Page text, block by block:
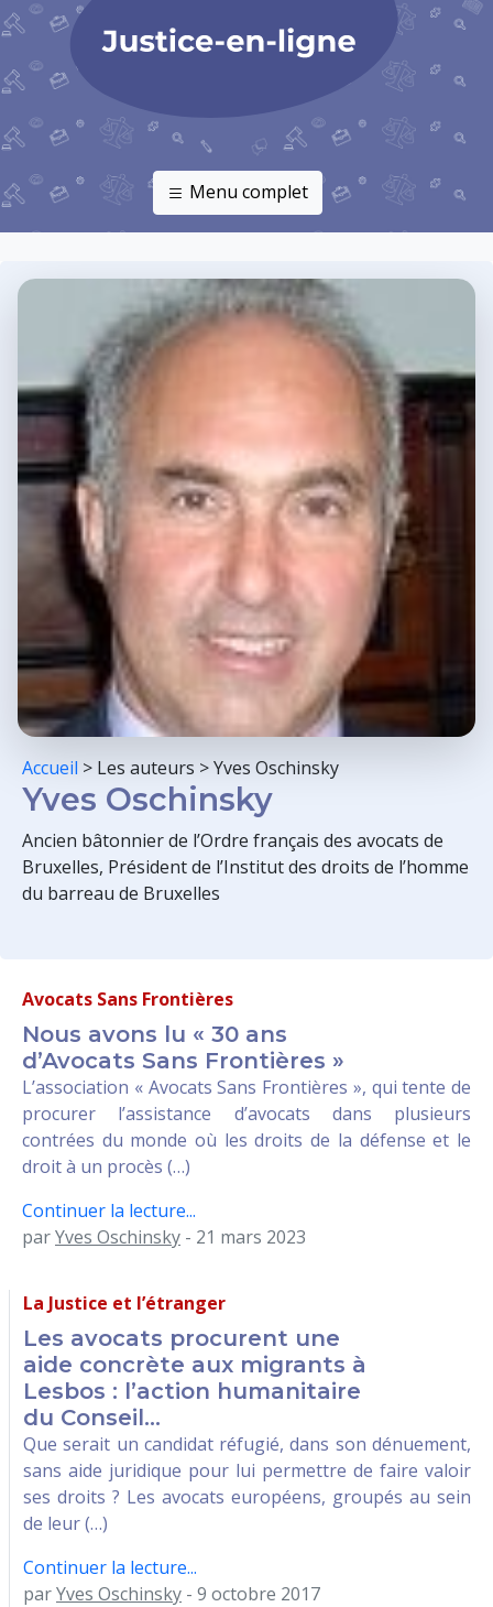
Menu complet
Accueil > Les auteurs >Yves Oschinsky
Yves Oschinsky
Ancien bâtonnier de l’Ordre français des avocats de
Bruxelles, Président de l’Institut des droits de l’homme
du barreau de Bruxelles
Avocats Sans Frontières
Nous avons lu « 30 ans
d’Avocats Sans Frontières »
L’association « Avocats Sans Frontières », qui tente de
procurer l’assistance d’avocats dans plusieurs
contrées du monde où les droits de la défense et le
droit à un procès (…)
Continuer la lecture...
parYves Oschinsky - 21 mars 2023
La Justice et l’étranger
Les avocats procurent une
aide concrète aux migrants à
Lesbos : l’action humanitaire
du Conseil...
Que serait un candidat réfugié, dans son dénuement,
sans aide juridique pour lui permettre de faire valoir
ses droits ? Les avocats européens, groupés au sein
de leur (…)
Continuer la lecture...
parYves Oschinsky - 9 octobre 2017